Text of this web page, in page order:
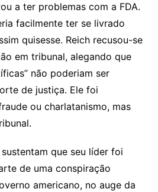
a ter problemas com a FDA.
facilmente ter se livrado
quisesse. Reich recusou-se
em tribunal, alegando que
não poderiam ser
de justiça. Ele foi
ou charlatanismo, mas
que seu líder foi
de uma conspiração
americano, no auge da